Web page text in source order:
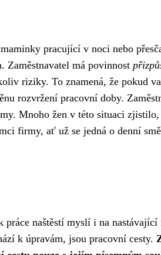
pracující v noci nebo
Zaměstnavatel má povinnost
riziky. To znamená, že pokud
rozvržení pracovní doby.
Mnoho žen v této situaci
firmy, ať už se jedná o denní
naštěstí myslí i na
k úpravám, jsou pracovní cesty.